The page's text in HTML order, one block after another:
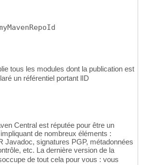
tous les modules dont la publication est
un référentiel portant lID
Central est réputée pour être un
de nombreux éléments :
Javadoc, signatures PGP, métadonnées
etc. La dernière version de la
de tout cela pour vous : vous